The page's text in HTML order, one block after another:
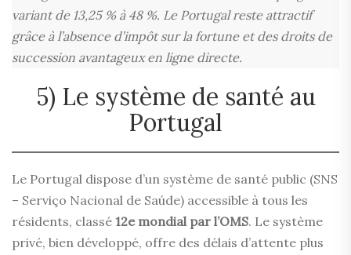
variant de 13,25 % à 48 %. Le Portugal reste attractif
grâce à l’absence d’impôt sur la fortune et des droits de
succession avantageux en ligne directe.
5) Le système de santé au
Portugal
Le Portugal dispose d’un système de santé public (SNS
– Serviço Nacional de Saúde) accessible à tous les
résidents, classé 12e mondial par l’OMS. Le système
privé, bien développé, offre des délais d’attente plus